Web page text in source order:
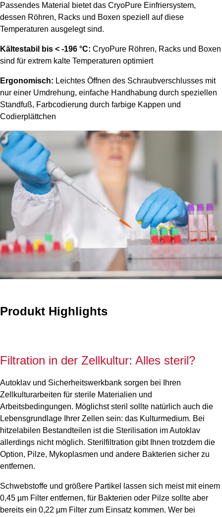
Passendes Material bietet das CryoPure Einfriersystem,
dessen Röhren, Racks und Boxen speziell auf diese
Temperaturen ausgelegt sind.
Kältestabil bis < -196 °C: CryoPure Röhren, Racks und Boxen
sind für extrem kalte Temperaturen optimiert
Ergonomisch: Leichtes Öffnen des Schraubverschlusses mit
nur einer Umdrehung, einfache Handhabung durch speziellen
Standfuß, Farbcodierung durch farbige Kappen und
Codierplättchen
Produkt Highlights
Filtration in der Zellkultur: Alles steril?
Autoklav und Sicherheitswerkbank sorgen bei Ihren
Zellkulturarbeiten für sterile Materialien und
Arbeitsbedingungen. Möglichst steril sollte natürlich auch die
Lebensgrundlage Ihrer Zellen sein: das Kulturmedium. Bei
hitzelabilen Bestandteilen ist die Sterilisation im Autoklav
allerdings nicht möglich. Sterilfiltration gibt Ihnen trotzdem die
Option, Pilze, Mykoplasmen und andere Bakterien sicher zu
entfernen.
Schwebstoffe und größere Partikel lassen sich meist mit einem
0,45 µm Filter entfernen, für Bakterien oder Pilze sollte aber
bereits ein 0,22 µm Filter zum Einsatz kommen. Wer bei